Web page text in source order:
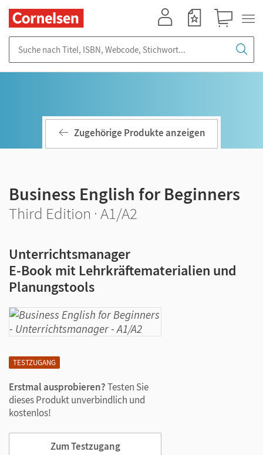
TESTZUGANG
Erstmal ausprobieren?Testen Sie
dieses Produkt unverbindlich und
kostenlos!
Zum Testzugang
Zugehörige Produkte anzeigen
Business English for Beginners
Third Edition · A1/A2
Unterrichtsmanager
E-Book mit Lehrkräftematerialien und
Planungstools